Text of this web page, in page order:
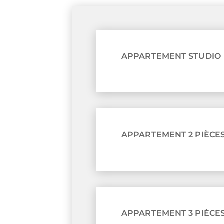
APPARTEMENT STUDIO
APPARTEMENT 2
APPARTEMENT 3